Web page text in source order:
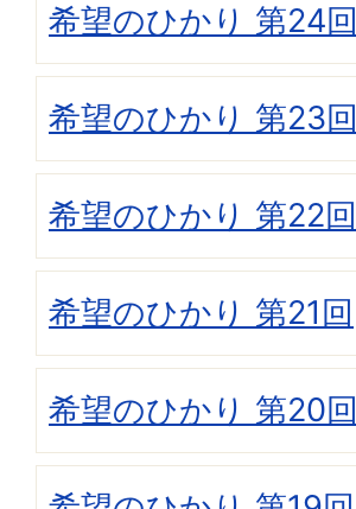
希望のひかり 第24回
希望のひかり 第23回
希望のひかり 第22回
希望のひかり 第21回
希望のひかり 第20回